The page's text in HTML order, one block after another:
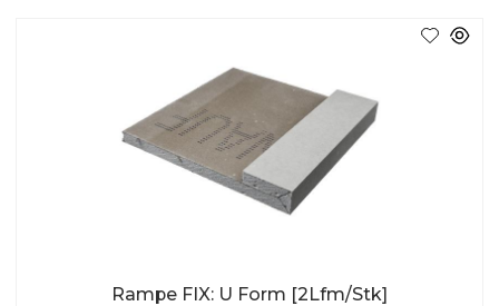
Rampe FIX: U Form [2Lfm/Stk]